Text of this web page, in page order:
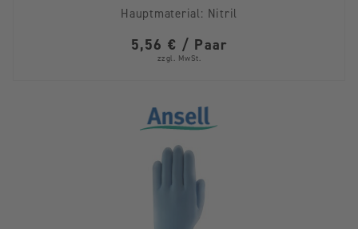
Hauptmaterial: Nitril
5,56 € / Paar
zzgl. MwSt.